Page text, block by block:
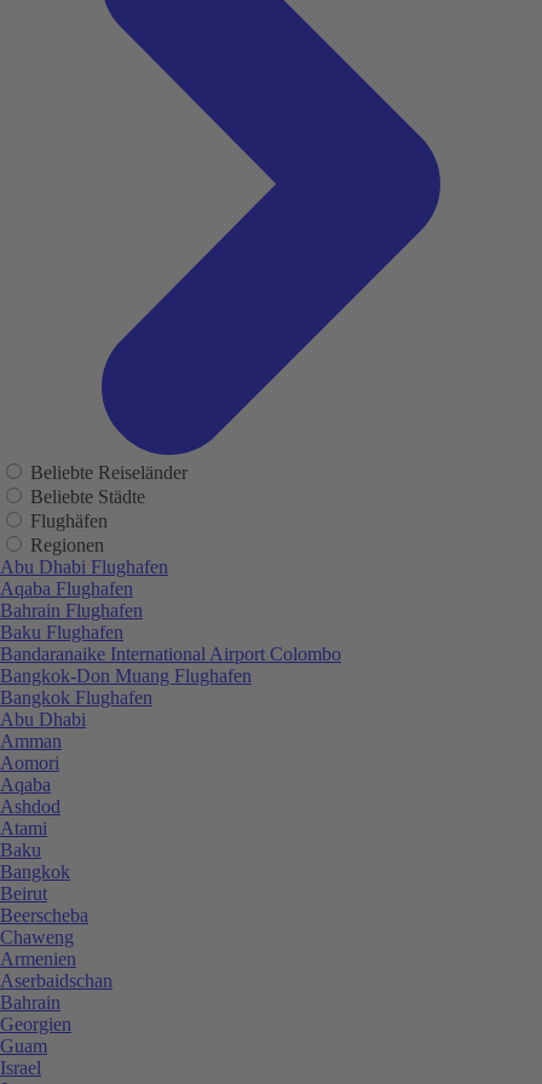
Beliebte Reiseländer
Beliebte Städte
Flughäfen
Regionen
Abu Dhabi Flughafen
Aqaba Flughafen
Bahrain Flughafen
Baku Flughafen
Bandaranaike International Airport Colombo
Bangkok-Don Muang Flughafen
Bangkok Flughafen
Abu Dhabi
Amman
Aomori
Aqaba
Ashdod
Atami
Baku
Bangkok
Beirut
Beerscheba
Chaweng
Armenien
Aserbaidschan
Bahrain
Georgien
Guam
Israel